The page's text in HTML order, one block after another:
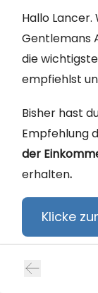
Hallo Lancer.
Gentlemans
die
empfiehlst
Bisher hast
Empfehlung
der
erhalten.
Klicke
Oder copy